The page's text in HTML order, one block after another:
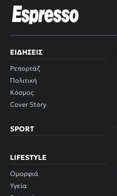
ΕΙΔΉΣΕΙΣ
Ρεπορτάζ
Πολιτική
Κόσμος
Cover Story
SPORT
LIFESTYLE
Ομορφιά
Υγεία